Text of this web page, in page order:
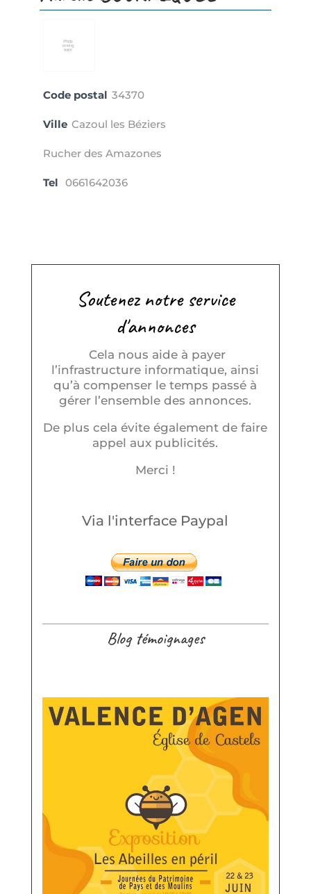
Code postal 34370
Ville Cazoul les Béziers
Rucher des Amazones
Tel 0661642036
Soutenez notre service
d'annonces
Cela nous aide à payer
l’infrastructure informatique, ainsi
qu’à compenser le temps passé à
gérer l’ensemble des annonces.
De plus cela évite également de faire
appel aux publicités.
Merci !
Via l'interface Paypal
Blog témoignages